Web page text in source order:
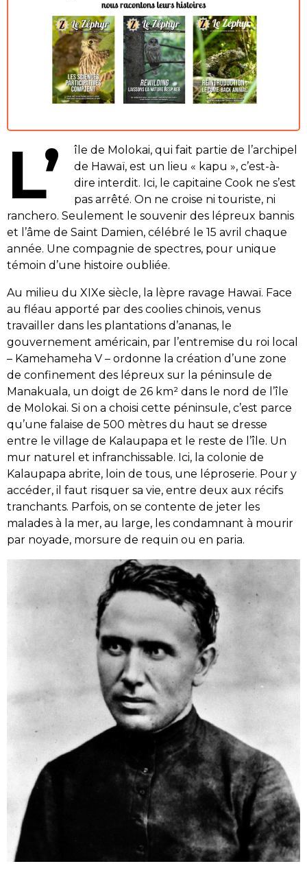
L’
île de Molokai, qui fait partie de l’archipel
de Hawaï, est un lieu « kapu », c’est-à-
dire interdit. Ici, le capitaine Cook ne s’est
pas arrêté. On ne croise ni touriste, ni
ranchero. Seulement le souvenir des lépreux bannis
et l’âme de Saint Damien, célébré le 15 avril chaque
année. Une compagnie de spectres, pour unique
témoin d’une histoire oubliée.
Au milieu du XIXe siècle, la lèpre ravage Hawaï. Face
au fléau apporté par des coolies chinois, venus
travailler dans les plantations d’ananas, le
gouvernement américain, par l’entremise du roi local
– Kamehameha V – ordonne la création d’une zone
de confinement des lépreux sur la péninsule de
Manakuala, un doigt de 26 km² dans le nord de l’île
de Molokai. Si on a choisi cette péninsule, c’est parce
qu’une falaise de 500 mètres du haut se dresse
entre le village de Kalaupapa et le reste de l’île. Un
mur naturel et infranchissable. Ici, la colonie de
Kalaupapa abrite, loin de tous, une léproserie. Pour y
accéder, il faut risquer sa vie, entre deux aux récifs
tranchants. Parfois, on se contente de jeter les
malades à la mer, au large, les condamnant à mourir
par noyade, morsure de requin ou en paria.